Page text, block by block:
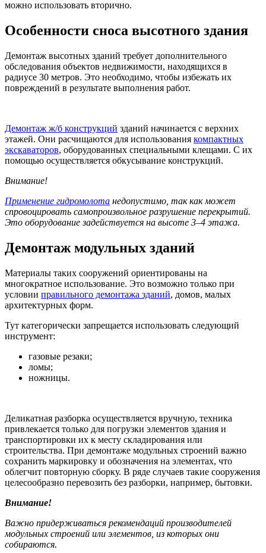
можно использовать вторично.
Особенности сноса высотного здания
Демонтаж высотных зданий требует дополнительного
обследования объектов недвижимости, находящихся в
радиусе 30 метров. Это необходимо, чтобы избежать их
повреждений в результате выполнения работ.
Демонтаж ж/б конструкций зданий начинается с верхних
этажей. Они расчищаются для использования компактных
экскаваторов, оборудованных специальными клещами. С их
помощью осуществляется обкусывание конструкций.
Внимание!
Применение гидромолота недопустимо, так как может
спровоцировать самопроизвольное разрушение перекрытий.
Это оборудование задействуется на высоте 3–4 этажа.
Демонтаж модульных зданий
Материалы таких сооружений ориентированы на
многократное использование. Это возможно только при
условии правильного демонтажа зданий, домов, малых
архитектурных форм.
Тут категорически запрещается использовать следующий
инструмент:
газовые резаки;
ломы;
ножницы.
Деликатная разборка осуществляется вручную, техника
привлекается только для погрузки элементов здания и
транспортировки их к месту складирования или
строительства. При демонтаже модульных строений важно
сохранить маркировку и обозначения на элементах, что
облегчит повторную сборку. В ряде случаев такие сооружения
целесообразно перевозить без разборки, например, бытовки.
Внимание!
Важно придерживаться рекомендаций производителей
модульных строений или элементов, из которых они
собираются.